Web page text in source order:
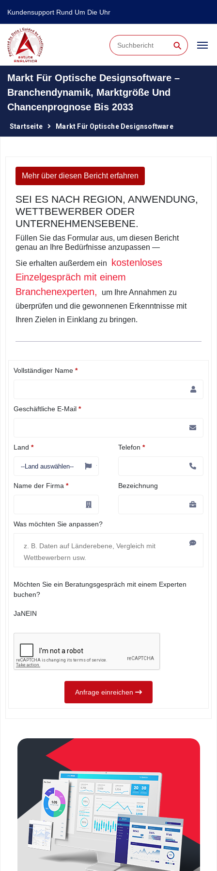
Kundensupport Rund Um Die Uhr
⚲
Markt Für Optische Designsoftware –
Branchendynamik, Marktgröße Und
Chancenprognose Bis 2033
Startseite Markt Für Optische Designsoftware
Mehr über diesen Bericht erfahren
SEI ES NACH REGION, ANWENDUNG,
WETTBEWERBER ODER
UNTERNEHMENSEBENE.
Füllen Sie das Formular aus, um diesen Bericht
genau an Ihre Bedürfnisse anzupassen —
Sie erhalten außerdem ein
kostenloses
Einzelgespräch mit einem
Branchenexperten,
um Ihre Annahmen zu
überprüfen und die gewonnenen Erkenntnisse mit
Ihren Zielen in Einklang zu bringen.
Vollständiger Name *
Geschäftliche E-Mail *
Land * Telefon *
Name der Firma * Bezeichnung
Was möchten Sie anpassen?
Möchten Sie ein Beratungsgespräch mit einem Experten
buchen?
JaNEIN
Anfrage einreichen